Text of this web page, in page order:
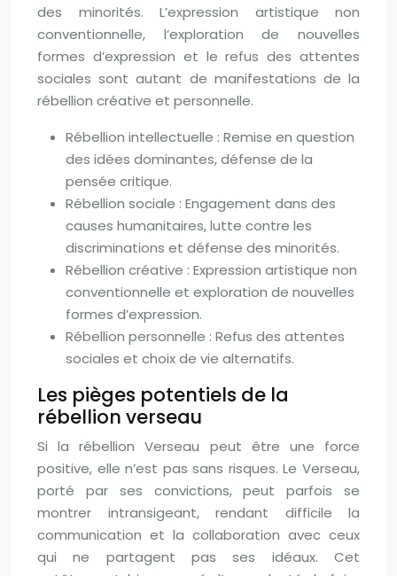
des minorités. L’expression artistique non
conventionnelle, l’exploration de nouvelles
formes d’expression et le refus des attentes
sociales sont autant de manifestations de la
rébellion créative et personnelle.
Rébellion intellectuelle : Remise en question
des idées dominantes, défense de la
pensée critique.
Rébellion sociale : Engagement dans des
causes humanitaires, lutte contre les
discriminations et défense des minorités.
Rébellion créative : Expression artistique non
conventionnelle et exploration de nouvelles
formes d’expression.
Rébellion personnelle : Refus des attentes
sociales et choix de vie alternatifs.
Les pièges potentiels de la
rébellion verseau
Si la rébellion Verseau peut être une force
positive, elle n’est pas sans risques. Le Verseau,
porté par ses convictions, peut parfois se
montrer intransigeant, rendant difficile la
communication et la collaboration avec ceux
qui ne partagent pas ses idéaux. Cet